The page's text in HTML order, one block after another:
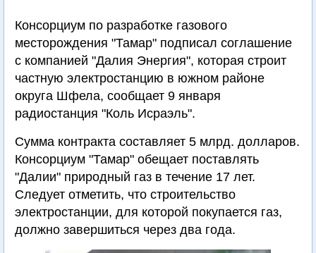
Консорциум по разработке газового
месторождения "Тамар" подписал соглашение
с компанией "Далия Энергия", которая строит
частную электростанцию в южном районе
округа Шфела, сообщает 9 января
радиостанция "Коль Исраэль".
Сумма контракта составляет 5 млрд. долларов.
Консорциум "Тамар" обещает поставлять
"Далии" природный газ в течение 17 лет.
Следует отметить, что строительство
электростанции, для которой покупается газ,
должно завершиться через два года.